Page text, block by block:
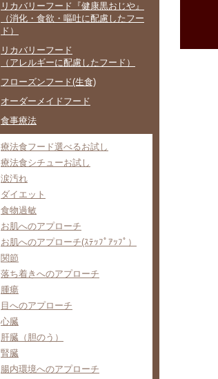
リカバリーフード『健康黒おじや』
（消化・食欲・嘔吐に配慮したフー
ド）
リカバリーフード
（アレルギーに配慮したフード）
フローズンフード(生食)
オーダーメイドフード
食事療法
療法食フード選べるお試し
療法食シチューお試し
涙汚れ
ダイエット
食物過敏
お肌へのアプローチ
お肌へのアプローチ(ｽﾃｯﾌﾟｱｯﾌﾟ）
関節
落ち着きへのアプローチ
腫瘍
目へのアプローチ
心臓
肝臓（胆のう）
腎臓
腸内環境へのアプローチ